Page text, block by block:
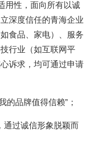
用性，面向所有以诚
深度信任的青海企业
食品、家电）、服务
行业（如互联网平
诉求，均可通过申请
的品牌值得信赖”；
通过诚信形象脱颖而